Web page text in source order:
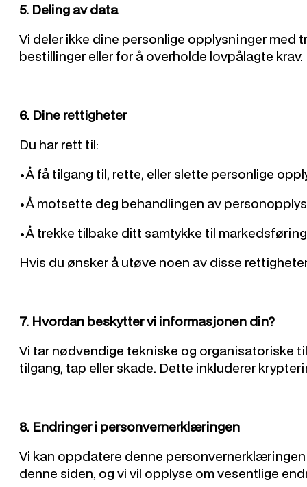
5. Deling av data
Vi deler ikke dine personlige opplysninger med
bestillinger eller for å overholde lovpålagte krav.
6. Dine rettigheter
Du har rett til:
•Å få tilgang til, rette, eller slette personlige
•Å motsette deg behandlingen av
•Å trekke tilbake ditt samtykke til markedsføring
Hvis du ønsker å utøve noen av disse
7. Hvordan beskytter vi informasjonen din?
Vi tar nødvendige tekniske og organisatoriske
tilgang, tap eller skade. Dette inkluderer
8. Endringer i personvernerklæringen
Vi kan oppdatere denne
denne siden, og vi vil opplyse om vesentlige